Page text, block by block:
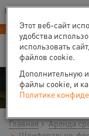
Ваш город:
В Вашем регионе нет
Аренда
Главная
Аренда
Этот веб-сайт
удобства
использовать
файлов cookie.
Дополнительную
файлы cookie, и
Политике